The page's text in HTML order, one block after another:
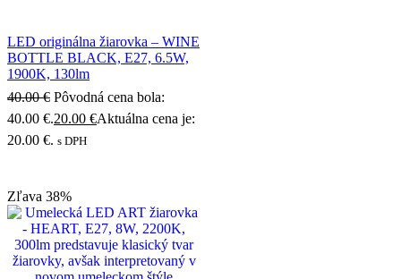
LED originálna žiarovka – WINE
BOTTLE BLACK, E27, 6.5W,
1900K, 130lm
40.00€ Pôvodná cena bola:
40.00 €.20.00 €Aktuálna cena je:
20.00 €. s DPH
Zľava 38%